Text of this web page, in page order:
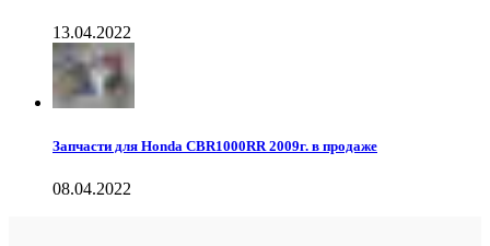
13.04.2022
Запчасти для Honda CBR1000RR 2009г. в продаже
08.04.2022